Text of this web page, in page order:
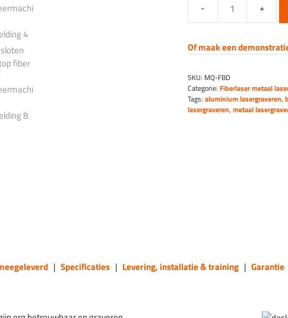
Gesloten
desktop
laser
aantal
Of maak een
SKU: MQ-FBD
Categorie: Fiberlaser metaal
Tags: aluminium lasergraveren,
lasergraveren, metaal
| Specificaties | Levering, installatie & training | Garantie